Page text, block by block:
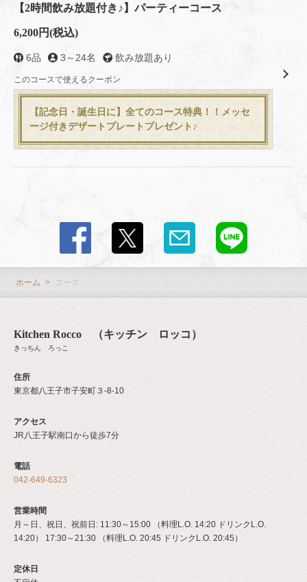
【2時間飲み放題付き♪】パーティーコース
6,200円(税込)
6品 3～24名 飲み放題あり
このコースで使えるクーポン
【記念日・誕生日に】全てのコース特典！！メッセ
ージ付きデザートプレートプレゼント♪
ホーム コース
Kitchen Rocco （キッチン ロッコ）
きっちん ろっこ
住所
東京都八王子市子安町３‐8‐10
アクセス
JR八王子駅南口から徒歩7分
電話
042-649-6323
営業時間
月～日、祝日、祝前日: 11:30～15:00 （料理L.O. 14:20 ドリンクL.O.
14:20） 17:30～21:30 （料理L.O. 20:45 ドリンクL.O. 20:45）
定休日